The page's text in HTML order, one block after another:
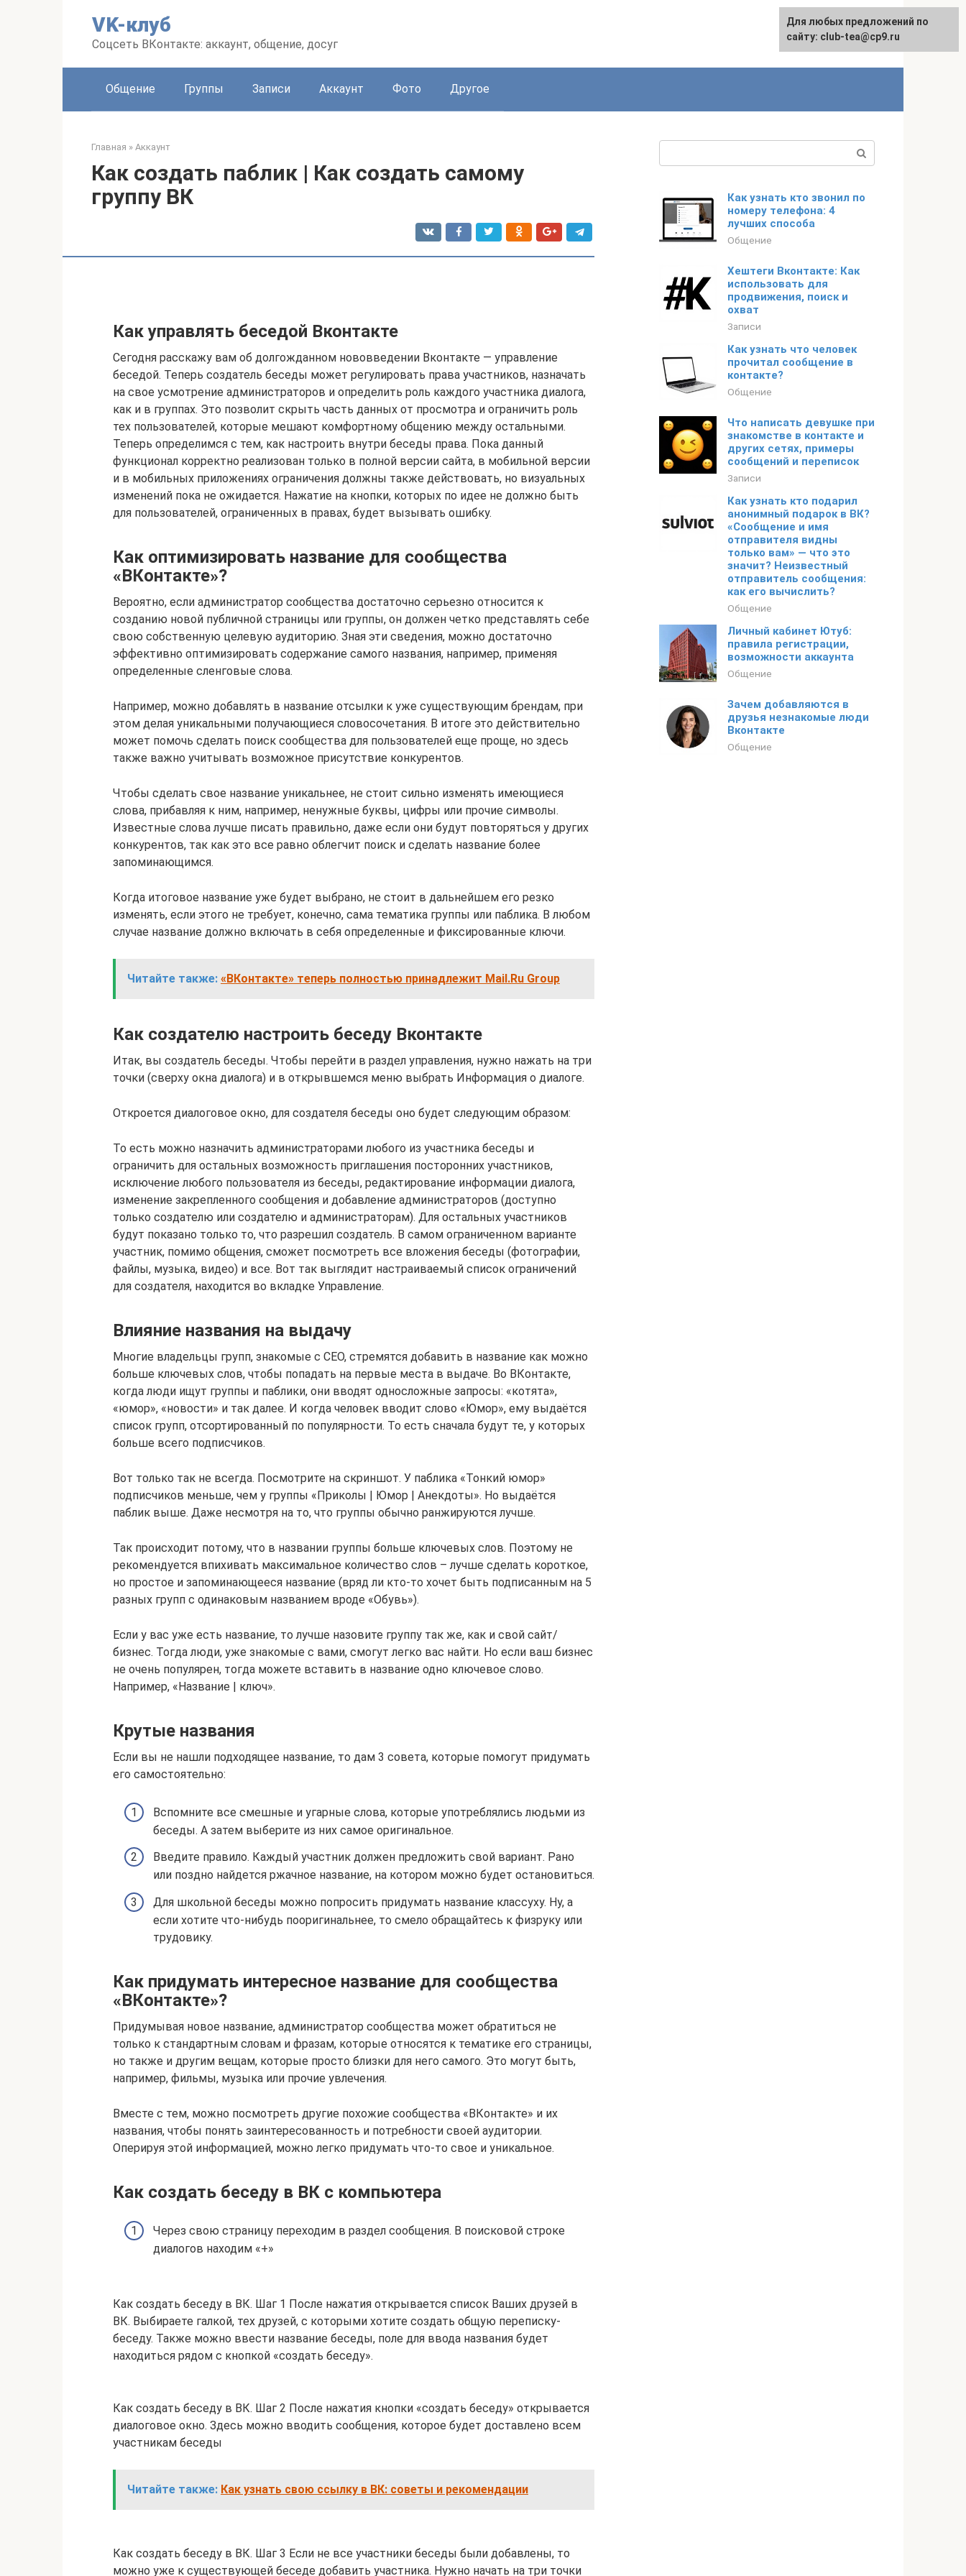
VK-клуб
Соцсеть ВКонтакте: аккаунт, общение, досуг
Общение Группы Записи Аккаунт Фото Другое
Главная » Аккаунт
Как создать паблик | Как создать самому
группу ВК
Как управлять беседой Вконтакте
Сегодня расскажу вам об долгожданном нововведении Вконтакте — управление
беседой. Теперь создатель беседы может регулировать права участников, назначать
на свое усмотрение администраторов и определить роль каждого участника диалога,
как и в группах. Это позволит скрыть часть данных от просмотра и ограничить роль
тех пользователей, которые мешают комфортному общению между остальными.
Теперь определимся с тем, как настроить внутри беседы права. Пока данный
функционал корректно реализован только в полной версии сайта, в мобильной версии
и в мобильных приложениях ограничения должны также действовать, но визуальных
изменений пока не ожидается. Нажатие на кнопки, которых по идее не должно быть
для пользователей, ограниченных в правах, будет вызывать ошибку.
Как оптимизировать название для сообщества
«ВКонтакте»?
Вероятно, если администратор сообщества достаточно серьезно относится к
созданию новой публичной страницы или группы, он должен четко представлять себе
свою собственную целевую аудиторию. Зная эти сведения, можно достаточно
эффективно оптимизировать содержание самого названия, например, применяя
определенные сленговые слова.
Например, можно добавлять в название отсылки к уже существующим брендам, при
этом делая уникальными получающиеся словосочетания. В итоге это действительно
может помочь сделать поиск сообщества для пользователей еще проще, но здесь
также важно учитывать возможное присутствие конкурентов.
Чтобы сделать свое название уникальнее, не стоит сильно изменять имеющиеся
слова, прибавляя к ним, например, ненужные буквы, цифры или прочие символы.
Известные слова лучше писать правильно, даже если они будут повторяться у других
конкурентов, так как это все равно облегчит поиск и сделать название более
запоминающимся.
Когда итоговое название уже будет выбрано, не стоит в дальнейшем его резко
изменять, если этого не требует, конечно, сама тематика группы или паблика. В любом
случае название должно включать в себя определенные и фиксированные ключи.
Читайте также: «ВКонтакте» теперь полностью принадлежит Mail.Ru Group
Как создателю настроить беседу Вконтакте
Итак, вы создатель беседы. Чтобы перейти в раздел управления, нужно нажать на три
точки (сверху окна диалога) и в открывшемся меню выбрать Информация о диалоге.
Откроется диалоговое окно, для создателя беседы оно будет следующим образом:
То есть можно назначить администраторами любого из участника беседы и
ограничить для остальных возможность приглашения посторонних участников,
исключение любого пользователя из беседы, редактирование информации диалога,
изменение закрепленного сообщения и добавление администраторов (доступно
только создателю или создателю и администраторам). Для остальных участников
будут показано только то, что разрешил создатель. В самом ограниченном варианте
участник, помимо общения, сможет посмотреть все вложения беседы (фотографии,
файлы, музыка, видео) и все. Вот так выглядит настраиваемый список ограничений
для создателя, находится во вкладке Управление.
Влияние названия на выдачу
Многие владельцы групп, знакомые с СЕО, стремятся добавить в название как можно
больше ключевых слов, чтобы попадать на первые места в выдаче. Во ВКонтакте,
когда люди ищут группы и паблики, они вводят односложные запросы: «котята»,
«юмор», «новости» и так далее. И когда человек вводит слово «Юмор», ему выдаётся
список групп, отсортированный по популярности. То есть сначала будут те, у которых
больше всего подписчиков.
Вот только так не всегда. Посмотрите на скриншот. У паблика «Тонкий юмор»
подписчиков меньше, чем у группы «Приколы | Юмор | Анекдоты». Но выдаётся
паблик выше. Даже несмотря на то, что группы обычно ранжируются лучше.
Так происходит потому, что в названии группы больше ключевых слов. Поэтому не
рекомендуется впихивать максимальное количество слов – лучше сделать короткое,
но простое и запоминающееся название (вряд ли кто-то хочет быть подписанным на 5
разных групп с одинаковым названием вроде «Обувь»).
Если у вас уже есть название, то лучше назовите группу так же, как и свой сайт/
бизнес. Тогда люди, уже знакомые с вами, смогут легко вас найти. Но если ваш бизнес
не очень популярен, тогда можете вставить в название одно ключевое слово.
Например, «Название | ключ».
Крутые названия
Если вы не нашли подходящее название, то дам 3 совета, которые помогут придумать
его самостоятельно:
Вспомните все смешные и угарные слова, которые употреблялись людьми из
беседы. А затем выберите из них самое оригинальное.
Введите правило. Каждый участник должен предложить свой вариант. Рано
или поздно найдется ржачное название, на котором можно будет остановиться.
Для школьной беседы можно попросить придумать название классуху. Ну, а
если хотите что-нибудь пооригинальнее, то смело обращайтесь к физруку или
трудовику.
Как придумать интересное название для сообщества
«ВКонтакте»?
Придумывая новое название, администратор сообщества может обратиться не
только к стандартным словам и фразам, которые относятся к тематике его страницы,
но также и другим вещам, которые просто близки для него самого. Это могут быть,
например, фильмы, музыка или прочие увлечения.
Вместе с тем, можно посмотреть другие похожие сообщества «ВКонтакте» и их
названия, чтобы понять заинтересованность и потребности своей аудитории.
Оперируя этой информацией, можно легко придумать что-то свое и уникальное.
Как создать беседу в ВК с компьютера
Через свою страницу переходим в раздел сообщения. В поисковой строке
диалогов находим «+»
Как создать беседу в ВК. Шаг 1 После нажатия открывается список Ваших друзей в
ВК. Выбираете галкой, тех друзей, с которыми хотите создать общую переписку-
беседу. Также можно ввести название беседы, поле для ввода названия будет
находиться рядом с кнопкой «создать беседу».
Как создать беседу в ВК. Шаг 2 После нажатия кнопки «создать беседу» открывается
диалоговое окно. Здесь можно вводить сообщения, которое будет доставлено всем
участникам беседы
Читайте также: Как узнать свою ссылку в ВК: советы и рекомендации
Как создать беседу в ВК. Шаг 3 Если не все участники беседы были добавлены, то
можно уже к существующей беседе добавить участника. Нужно начать на три точки
Как узнать кто звонил по
номеру телефона: 4
лучших способа
Общение
Хештеги Вконтакте: Как
использовать для
продвижения, поиск и
охват
Записи
Как узнать что человек
прочитал сообщение в
контакте?
Общение
Что написать девушке при
знакомстве в контакте и
других сетях, примеры
сообщений и переписок
Записи
Как узнать кто подарил
анонимный подарок в ВК?
«Сообщение и имя
отправителя видны
только вам» — что это
значит? Неизвестный
отправитель сообщения:
как его вычислить?
Общение
Личный кабинет Ютуб:
правила регистрации,
возможности аккаунта
Общение
Зачем добавляются в
друзья незнакомые люди
Вконтакте
Общение
Для любых предложений по
сайту: club-tea@cp9.ru